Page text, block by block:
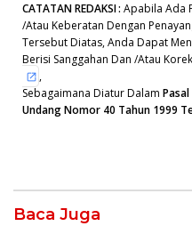
CATATAN REDAKSI: Apabila Ada
/Atau Keberatan Dengan
Tersebut Diatas, Anda Dapat
Berisi Sanggahan Dan /Atau
,
Sebagaimana Diatur Dalam
Undang Nomor 40 Tahun 1999
Baca Juga